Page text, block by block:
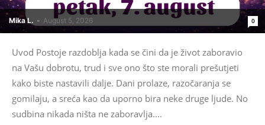
Mika L. - August 5, 2026 0
Uvod Postoje razdoblja kada se čini da je život zaboravio
na Vašu dobrotu, trud i sve ono što ste morali prešutjeti
kako biste nastavili dalje. Dani prolaze, razočaranja se
gomilaju, a sreća kao da uporno bira neke druge ljude. No
sudbina nikada ništa ne zaboravlja....